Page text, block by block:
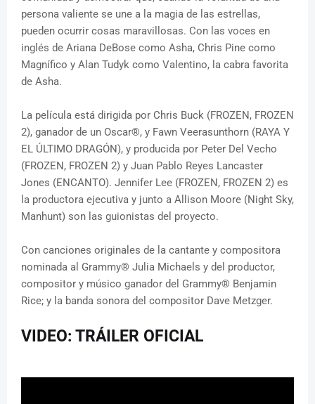
persona valiente se une a la magia de las estrellas,
pueden ocurrir cosas maravillosas. Con las voces en
inglés de Ariana DeBose como Asha, Chris Pine como
Magnífico y Alan Tudyk como Valentino, la cabra favorita
de Asha.
La película está dirigida por Chris Buck (FROZEN, FROZEN
2), ganador de un Oscar®, y Fawn Veerasunthorn (RAYA Y
EL ÚLTIMO DRAGÓN), y producida por Peter Del Vecho
(FROZEN, FROZEN 2) y Juan Pablo Reyes Lancaster
Jones (ENCANTO). Jennifer Lee (FROZEN, FROZEN 2) es
la productora ejecutiva y junto a Allison Moore (Night Sky,
Manhunt) son las guionistas del proyecto.
Con canciones originales de la cantante y compositora
nominada al Grammy® Julia Michaels y del productor,
compositor y músico ganador del Grammy® Benjamin
Rice; y la banda sonora del compositor Dave Metzger.
VIDEO: TRÁILER OFICIAL